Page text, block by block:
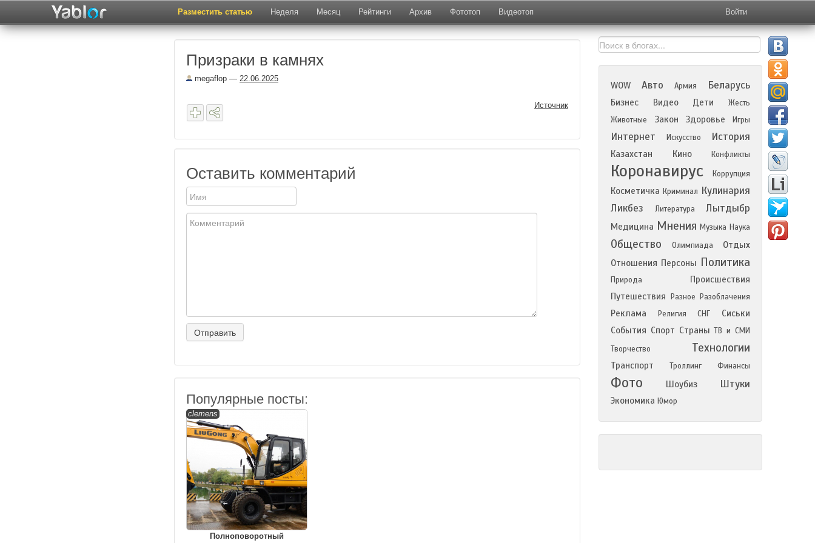
Разместить статью Неделя Месяц Рейтинги Архив Фототоп Видеотоп Войти
Призраки в камнях
megaflop — 22.06.2025
Источник
Оставить комментарий
Популярные посты:
clemens
Полноповоротный
WOW Авто Армия Беларусь
Бизнес Видео Дети
Жесть
Животные
Закон Здоровье Игры
Интернет Искусство История
Казахстан Кино Конфликты
Коронавирус Коррупция
Косметичка Криминал Кулинария
Ликбез
Литература Лытдыбр
Медицина Мнения Музыка Наука
Общество Олимпиада
Отдых
Отношения Персоны Политика
Природа
Происшествия
Путешествия
Разное Разоблачения
Реклама Религия СНГ
Сиськи
События Спорт Страны ТВ и СМИ
Творчество
Технологии
Транспорт Троллинг Финансы
Фото Шоубиз Штуки
Экономика Юмор